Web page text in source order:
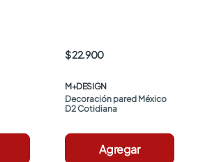
$ 22.900
M+DESIGN
Decoración pared México
D2 Cotidiana
Agregar